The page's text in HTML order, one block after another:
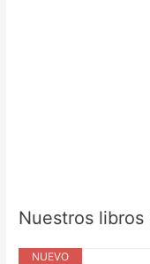
Nuestros libros
NUEVO